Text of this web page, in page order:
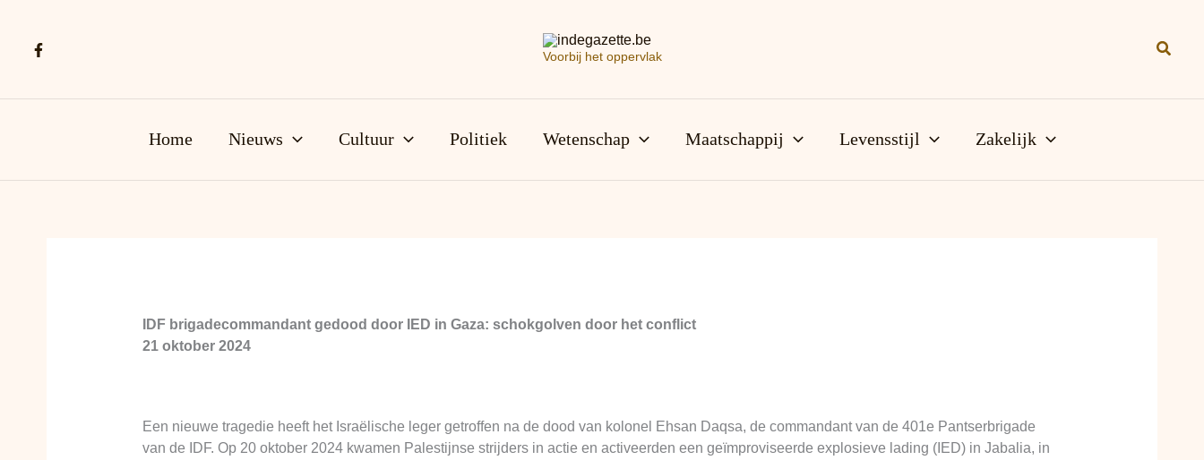
Voorbij het oppervlak
Home Nieuws Cultuur Politiek Wetenschap Maatschappij Levensstijl Zakelijk
IDF brigadecommandant gedood door IED in Gaza: schokgolven door het conflict
21 oktober 2024
Een nieuwe tragedie heeft het Israëlische leger getroffen na de dood van kolonel Ehsan Daqsa, de commandant van de 401e Pantserbrigade
van de IDF. Op 20 oktober 2024 kwamen Palestijnse strijders in actie en activeerden een geïmproviseerde explosieve lading (IED) in Jabalia, in